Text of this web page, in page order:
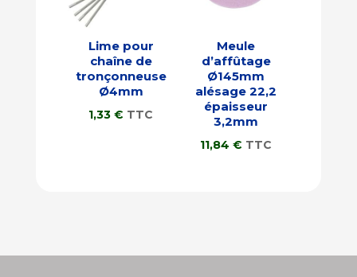
Lime pour
chaîne de
tronçonneuse
Ø4mm
1,33€ TTC
Meule
d’affûtage
Ø145mm
alésage 22,2
épaisseur
3,2mm
11,84€ TTC